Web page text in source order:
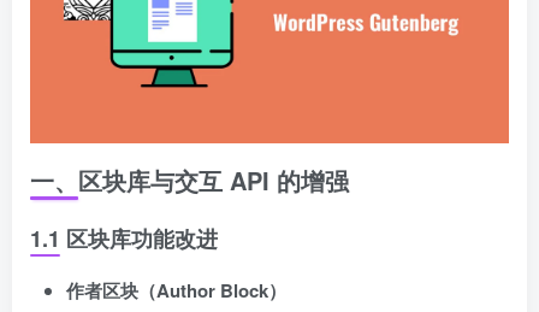
一、区块库与交互 API 的增强
1.1 区块库功能改进
作者区块（Author Block）